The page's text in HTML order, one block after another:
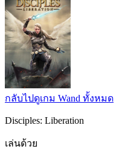
กลับไปดูเกม Wand ทั้งหมด
Disciples: Liberation
เล่นด้วย